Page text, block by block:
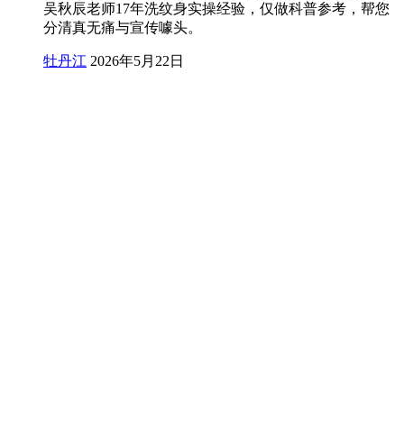
吴秋辰老师17年洗纹身实操经验，仅做科普参考，帮您
分清真无痛与宣传噱头。
牡丹江 2026年5月22日